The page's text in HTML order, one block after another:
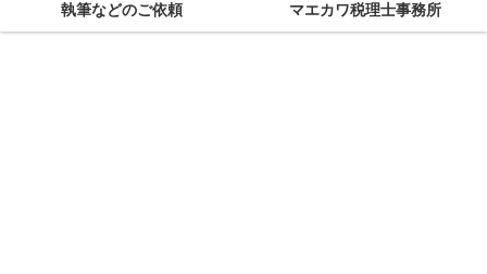
執筆などのご依頼 マエカワ税理士事務所